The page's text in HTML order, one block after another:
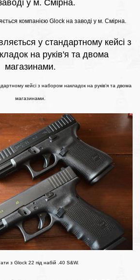
компанією Glock на заводі у м. Смірна.
кейсі з набором накладок на руків’я та двома
магазинами.
з Glock 22 під набій .40 S&W.